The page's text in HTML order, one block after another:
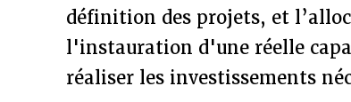
définition des projets, et
l'instauration d'une réelle
réaliser les investissements